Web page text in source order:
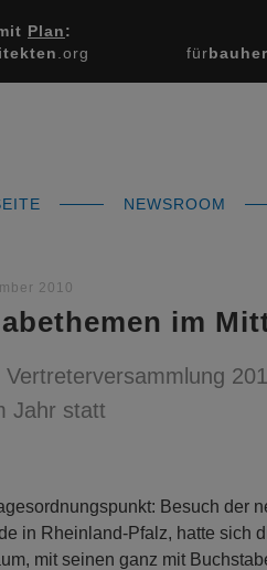
Plan:
.org für
NEWSROOM
2010
im
Vertreterversammlung
Jahr statt
Besuch der
in Rheinland-Pfalz, hatte sich
mit seinen ganz mit